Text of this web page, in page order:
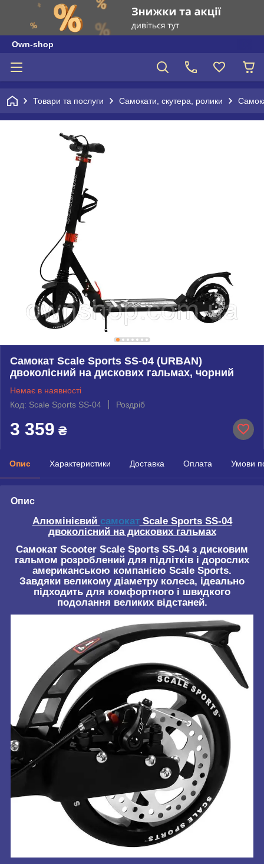
Own-shop
Товари та послуги Самокати, скутера, ролики
Самокат Scale Sports SS-04 (URBAN)
двоколісний на дискових гальмах, чорний
Немає в наявності
Код: Scale Sports SS-04
Роздріб
3 359 ₴
Опис Характеристики Доставка Оплата Умови
Опис
Алюмінієвий самокатScale Sports SS-04
двоколісний на дискових гальмах
Самокат Scooter Scale Sports SS-04 з дисковим
гальмом розроблений для підлітків і дорослих
американською компанією Scale Sports.
Завдяки великому діаметру колеса, ідеально
підходить для комфортного і швидкого
подолання великих відстаней.